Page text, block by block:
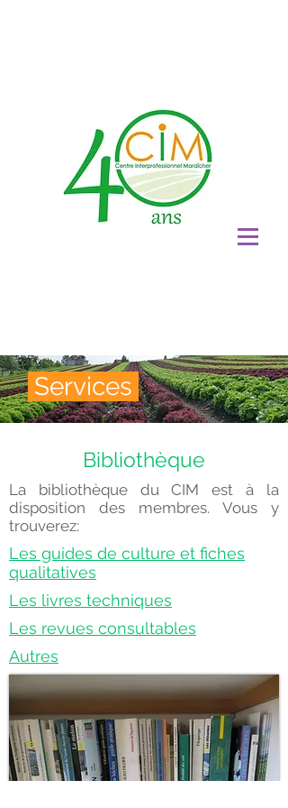
Services
Bibliothèque
La bibliothèque du CIM est à la
disposition des membres. Vous y
trouverez:
Les guides de culture et fiches
qualitatives
Les livres techniques
Les revues consultables
Autres